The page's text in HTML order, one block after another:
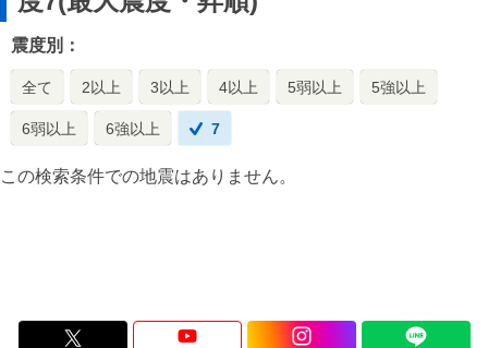
震度別：
全て 2以上 3以上 4以上 5弱以上 5強以上
6弱以上 6強以上 7
この検索条件での地震はありません。